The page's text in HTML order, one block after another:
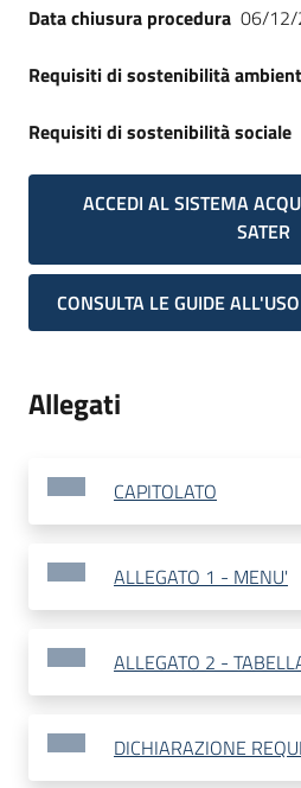
Data chiusura procedura 06/12/
Requisiti di sostenibilità
Requisiti di sostenibilità sociale
ACCEDI AL SISTEMA
SATER
CONSULTA LE GUIDE ALL'USO
Allegati
CAPITOLATO
ALLEGATO 1 - MENU'
ALLEGATO 2 -
DICHIARAZIONE